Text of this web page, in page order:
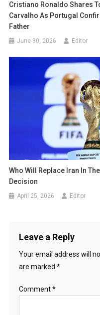
Cristiano Ronaldo Shares
Carvalho As Portugal
Father
June 30, 2026 Editor
Who Will Replace Iran In
Decision
April 25, 2026 Editor
Leave a Reply
Your email address will
are marked *
Comment*